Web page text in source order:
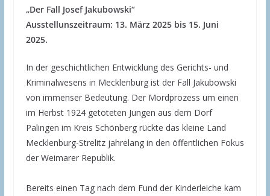
„Der Fall Josef Jakubowski“
Ausstellunszeitraum: 13. März 2025 bis 15. Juni
2025.
In der geschichtlichen Entwicklung des Gerichts- und
Kriminalwesens in Mecklenburg ist der Fall Jakubowski
von immenser Bedeutung. Der Mordprozess um einen
im Herbst 1924 getöteten Jungen aus dem Dorf
Palingen im Kreis Schönberg rückte das kleine Land
Mecklenburg-Strelitz jahrelang in den öffentlichen Fokus
der Weimarer Republik.
Bereits einen Tag nach dem Fund der Kinderleiche kam